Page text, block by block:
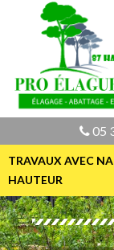
05
TRAVAUX AVEC
HAUTEUR